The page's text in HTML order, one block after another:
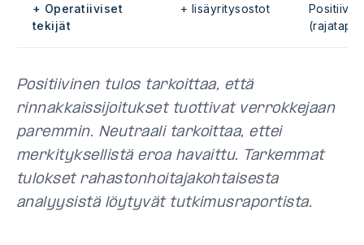
+ Operatiiviset
tekijät
+ lisäyritysostot
Positiivinen tulos tarkoittaa, että
rinnakkaissijoitukset tuottivat verrokkejaan
paremmin. Neutraali tarkoittaa, ettei
merkityksellistä eroa havaittu. Tarkemmat
tulokset rahastonhoitajakohtaisesta
analyysistä löytyvät tutkimusraportista.